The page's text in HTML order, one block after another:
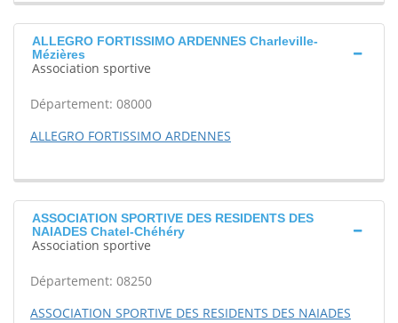
ALLEGRO FORTISSIMO ARDENNES Charleville-
Mézières
Association sportive
Département: 08000
ALLEGRO FORTISSIMO ARDENNES
ASSOCIATION SPORTIVE DES RESIDENTS DES
NAIADES Chatel-Chéhéry
Association sportive
Département: 08250
ASSOCIATION SPORTIVE DES RESIDENTS DES NAIADES